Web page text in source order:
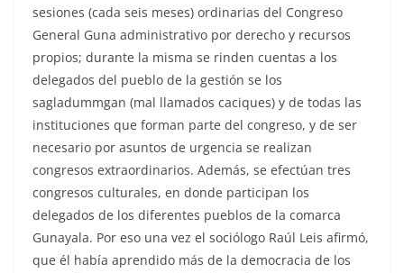
sesiones (cada seis meses) ordinarias del Congreso
General Guna administrativo por derecho y recursos
propios; durante la misma se rinden cuentas a los
delegados del pueblo de la gestión se los
sagladummgan (mal llamados caciques) y de todas las
instituciones que forman parte del congreso, y de ser
necesario por asuntos de urgencia se realizan
congresos extraordinarios. Además, se efectúan tres
congresos culturales, en donde participan los
delegados de los diferentes pueblos de la comarca
Gunayala. Por eso una vez el sociólogo Raúl Leis afirmó,
que él había aprendido más de la democracia de los